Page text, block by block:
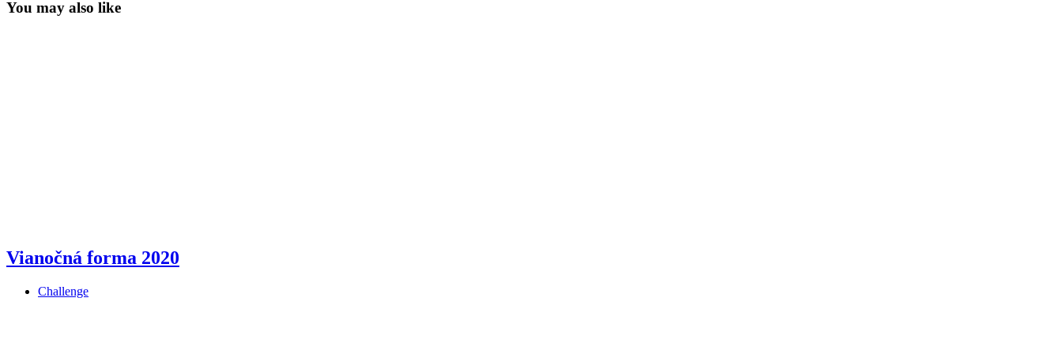
You may also like
Vianočná forma 2020
Challenge